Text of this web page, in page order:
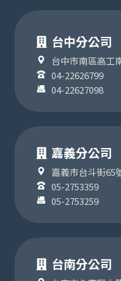
台中分公司
台中市南區高工
04-22626799
04-22627098
嘉義分公司
嘉義市台斗街65
05-2753359
05-2753259
台南分公司